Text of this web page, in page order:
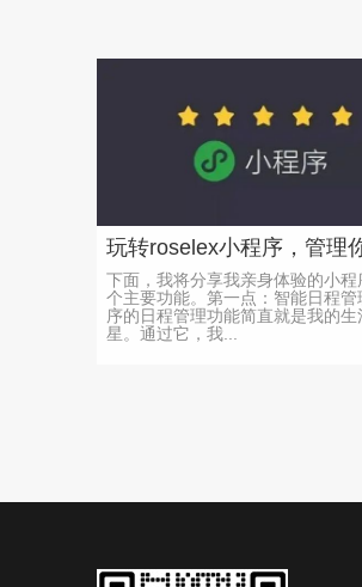
下面，我将分享我亲身体验的小程
个主要功能。第一点：智能日程管
序的日程管理功能简直就是我的生
星。通过它，我...